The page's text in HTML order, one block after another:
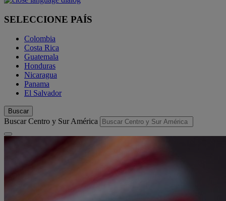
SELECCIONE PAÍS
Colombia
Costa Rica
Guatemala
Honduras
Nicaragua
Panama
El Salvador
Buscar
Buscar Centro y Sur América